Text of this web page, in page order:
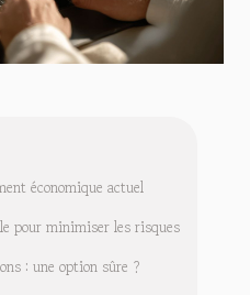
économique actuel
pour minimiser les risques
: une option sûre ?